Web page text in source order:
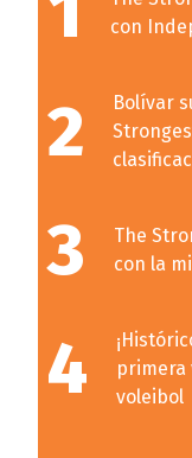
con
2
Bolívar
3
The
con la
4
primera
voleibol